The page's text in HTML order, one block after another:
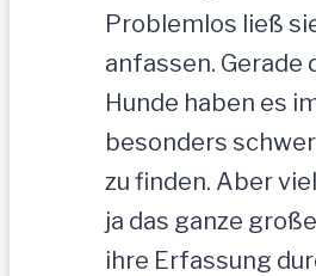
Problemlos ließ
anfassen. Gerade
Hunde haben es
besonders
zu finden. Aber
ja das ganze
ihre Erfassung